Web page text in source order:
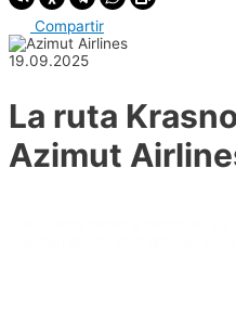
Compartir
19.09.2025
La ruta
Azimut